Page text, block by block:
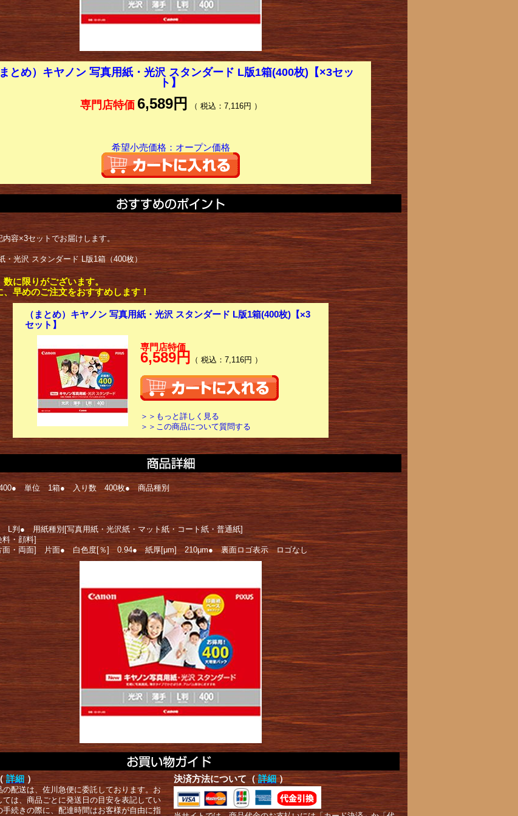
まとめ）キヤノン 写真用紙・光沢 スタンダード L版1箱(400枚)【×3セッ
ト】
専門店特価 6,589円 （ 税込：7,116円 ）
希望小売価格：オープン価格
容×3セットでお届けします。
・光沢 スタンダード L版1箱（400枚）
に限りがございます。
早めのご注文をおすすめします！
（まとめ）キヤノン 写真用紙・光沢 スタンダード L版1箱(400枚)【×3
セット】
専門店特価
6,589円 （ 税込：7,116円 ）
＞＞もっと詳しく見る
＞＞この商品について質問する
単位 1箱● 入り数 400枚● 商品種別
判● 用紙種別[写真用紙・光沢紙・マット紙・コート紙・普通紙]
・顔料]
面・両面] 片面● 白色度[％] 0.94● 紙厚[μm] 210μm● 裏面ロゴ表示 ロゴなし
詳細 ）
の配送は、佐川急便に委託しております。お
ては、商品ごとに発送日の目安を表記してい
手続きの際に、配達時間はお客様が自由に指
決済方法について（ 詳細 ）